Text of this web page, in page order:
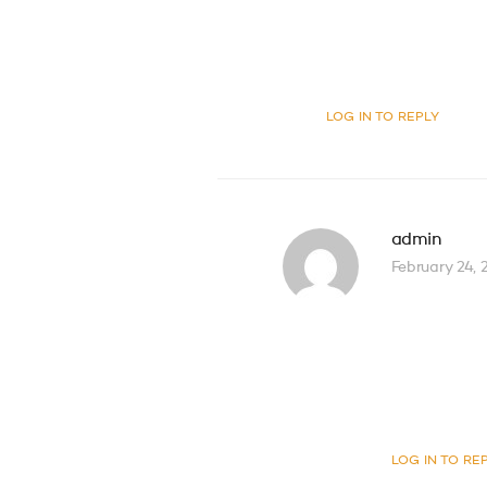
LOG IN TO REPLY
admin
February 24,
LOG IN TO